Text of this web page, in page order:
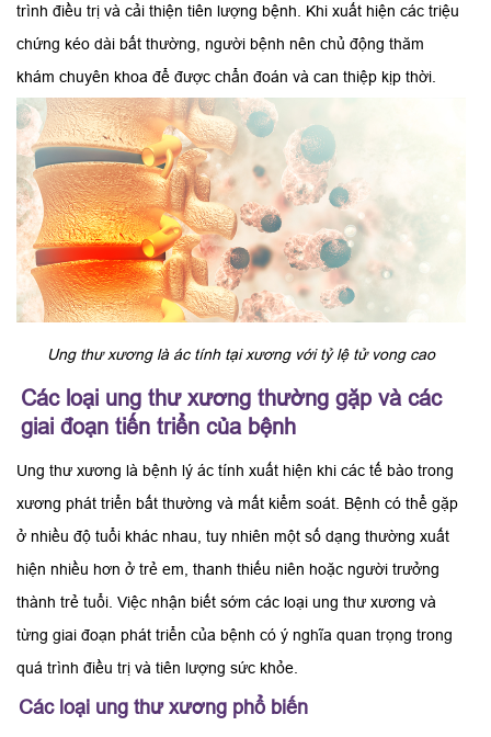
trình điều trị và cải thiện tiên lượng bệnh. Khi xuất hiện các triệu
chứng kéo dài bất thường, người bệnh nên chủ động thăm
khám chuyên khoa để được chẩn đoán và can thiệp kịp thời.
Ung thư xương là ác tính tại xương với tỷ lệ tử vong cao
Các loại ung thư xương thường gặp và các
giai đoạn tiến triển của bệnh
Ung thư xương là bệnh lý ác tính xuất hiện khi các tế bào trong
xương phát triển bất thường và mất kiểm soát. Bệnh có thể gặp
ở nhiều độ tuổi khác nhau, tuy nhiên một số dạng thường xuất
hiện nhiều hơn ở trẻ em, thanh thiếu niên hoặc người trưởng
thành trẻ tuổi. Việc nhận biết sớm các loại ung thư xương và
từng giai đoạn phát triển của bệnh có ý nghĩa quan trọng trong
quá trình điều trị và tiên lượng sức khỏe.
Các loại ung thư xương phổ biến